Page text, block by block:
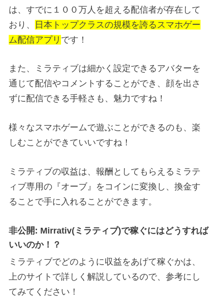
は、すでに１００万人を超える配信者が存在して
おり、
日本トップクラスの規模を誇るスマホゲー
ム配信アプリ です！
また、ミラティブは細かく設定できるアバターを
通じて配信やコメントすることができ、顔を出さ
ずに配信できる手軽さも、魅力ですね！
様々なスマホゲームで遊ぶことができるのも、楽
しむことができていいですね！
ミラティブの収益は、報酬としてもらえるミラテ
ィブ専用の『オーブ』をコインに変換し、換金す
ることで手に入れることができます。
非公開: Mirrativ(ミラティブ)で稼ぐにはどうすれば
いいのか！？
ミラティブでどのように収益をあげて稼ぐかは、
上のサイトで詳しく解説しているので、参考にし
てみてください！